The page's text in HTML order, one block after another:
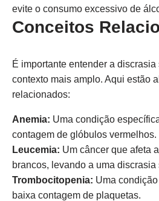
evite o consumo excessivo de
Conceitos
É importante entender a
contexto mais amplo. Aqui estão
relacionados:
Anemia: Uma condição
contagem de glóbulos vermelhos.
Leucemia: Um câncer que afeta
brancos, levando a uma discrasia
Trombocitopenia: Uma
baixa contagem de plaquetas.